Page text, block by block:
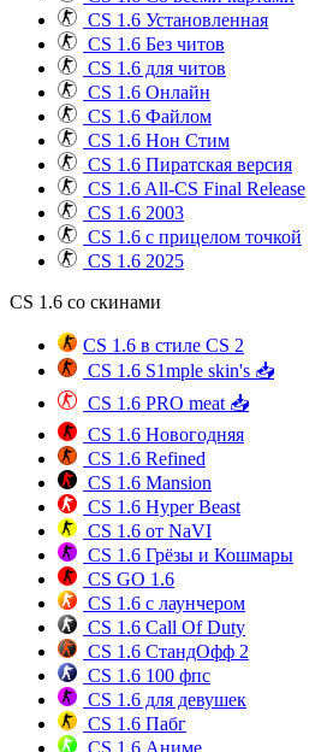
CS 1.6 Установленная
CS 1.6 Без читов
CS 1.6 для читов
CS 1.6 Онлайн
CS 1.6 Файлом
CS 1.6 Нон Стим
CS 1.6 Пиратская версия
CS 1.6 All-CS Final Release
CS 1.6 2003
CS 1.6 с прицелом точкой
CS 1.6 2025
CS 1.6 со скинами
CS 1.6 в стиле CS 2
CS 1.6 S1mple skin's 📥
CS 1.6 PRO meat 📥
CS 1.6 Новогодняя
CS 1.6 Refined
CS 1.6 Mansion
CS 1.6 Hyper Beast
CS 1.6 от NaVI
CS 1.6 Грёзы и Кошмары
CS GO 1.6
CS 1.6 с лаунчером
CS 1.6 Call Of Duty
CS 1.6 СтандОфф 2
CS 1.6 100 фпс
CS 1.6 для девушек
CS 1.6 Пабг
CS 1.6 Аниме